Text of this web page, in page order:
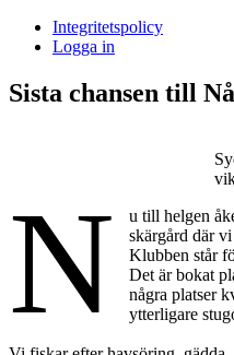
Sandasjön
Integritetspolicy
Logga in
Sista chansen till
N
u till helgen
skärgård där
Klubben står
Det är bokat
några platser
ytterligare